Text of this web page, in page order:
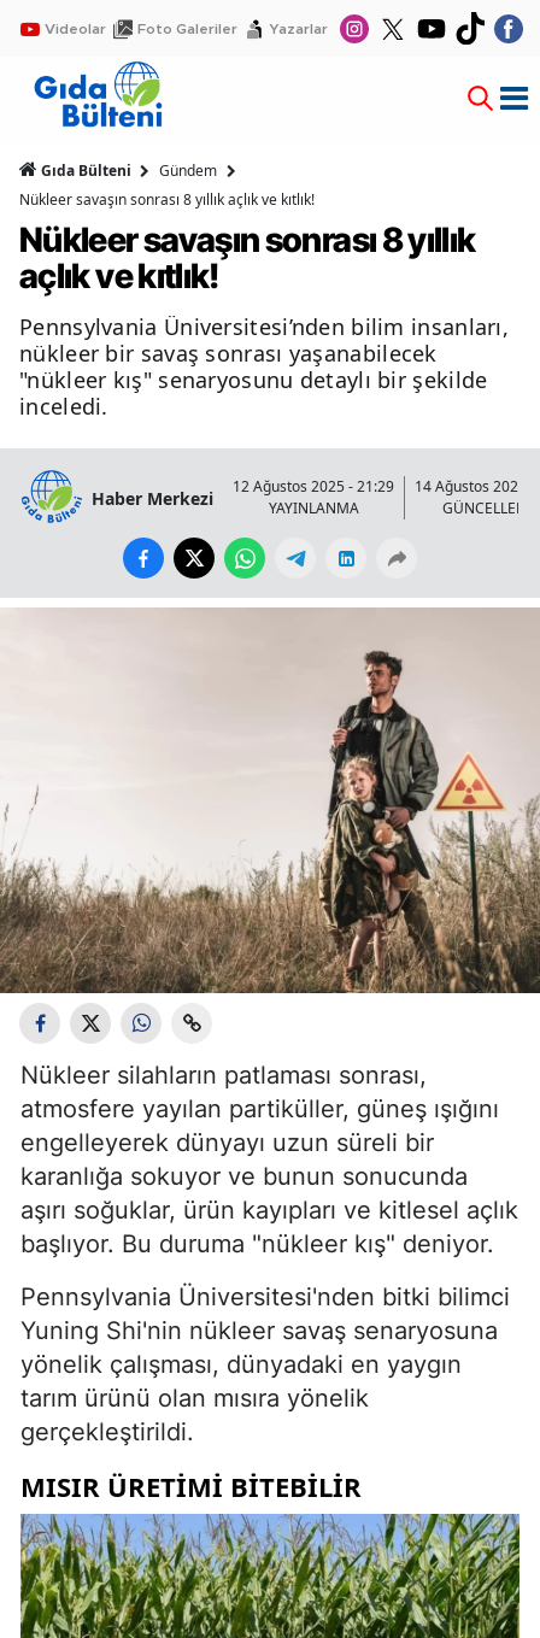
Videolar Foto Galeriler Yazarlar
Gıda Bülteni
Gündem
Nükleer savaşın sonrası 8 yıllık açlık ve kıtlık!
Nükleer savaşın sonrası 8 yıllık
açlık ve kıtlık!
Pennsylvania Üniversitesi’nden bilim insanları,
nükleer bir savaş sonrası yaşanabilecek
"nükleer kış" senaryosunu detaylı bir şekilde
inceledi.
Haber Merkezi
12 Ağustos 2025 - 21:29
YAYINLANMA
14 Ağustos 2025 -
Nükleer silahların patlaması sonrası,
atmosfere yayılan partiküller, güneş ışığını
engelleyerek dünyayı uzun süreli bir
karanlığa sokuyor ve bunun sonucunda
aşırı soğuklar, ürün kayıpları ve kitlesel açlık
başlıyor. Bu duruma "nükleer kış" deniyor.
Pennsylvania Üniversitesi'nden bitki bilimci
Yuning Shi'nin nükleer savaş senaryosuna
yönelik çalışması, dünyadaki en yaygın
tarım ürünü olan mısıra yönelik
gerçekleştirildi.
MISIR ÜRETIMI BITEBILIR